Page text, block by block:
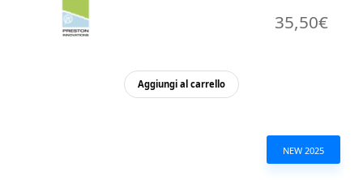
35,50€
Aggiungi al carrello
NEW 2025